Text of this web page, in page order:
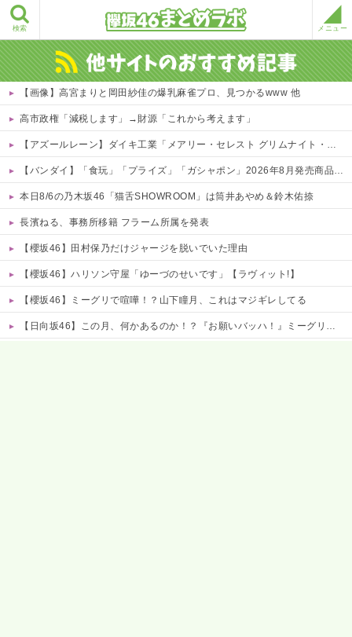
検索 メニュー
【画像】高宮まりと岡田紗佳の爆乳麻雀プロ、見つかるwww 他
高市政権「減税します」→財源「これから考えます」
【アズールレーン】ダイキ工業「メアリー・セレスト グリムナイト・リーパー」フィギュア【10日予約開始】
【バンダイ】「食玩」「プライズ」「ガシャポン」2026年8月発売商品【発売スケジュール】
本日8/6の乃木坂46「猫舌SHOWROOM」は筒井あやめ＆鈴木佑捺
長濱ねる、事務所移籍 フラーム所属を発表
【櫻坂46】田村保乃だけジャージを脱いでいた理由
【櫻坂46】ハリソン守屋「ゆーづのせいです」【ラヴィット!】
【櫻坂46】ミーグリで喧嘩！？山下瞳月、これはマジギレしてる
【日向坂46】この月、何かあるのか！？『お願いバッハ！』ミーグリ日程がこちら